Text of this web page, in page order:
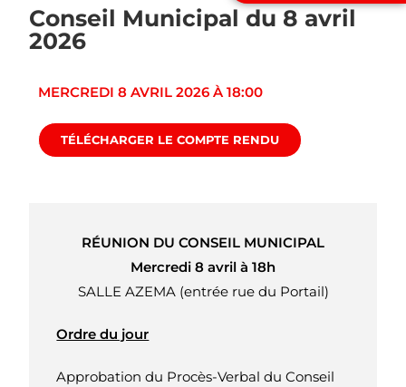
Conseil Municipal du 8 avril
2026
MERCREDI 8 AVRIL 2026 À 18:00
TÉLÉCHARGER LE COMPTE RENDU
RÉUNION DU CONSEIL MUNICIPAL
Mercredi 8 avril à 18h
SALLE AZEMA (entrée rue du Portail)
Ordre du jour
Approbation du Procès-Verbal du Conseil